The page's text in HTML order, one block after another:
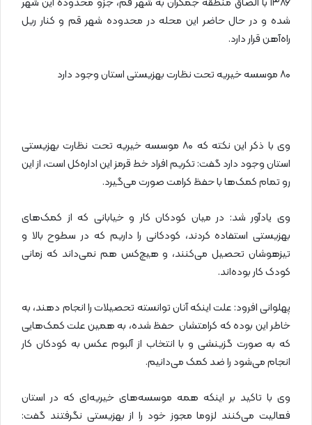
شده و در حال حاضر این محله در محدوده شهر قم و کنار ریل
راه‌آهن قرار دارد.
۸۰ موسسه خیریه تحت نظارت بهزیستی استان وجود دارد
وی با ذکر این نکته که ۸۰ موسسه خیریه تحت نظارت بهزیستی
استان وجود دارد گفت: تکریم افراد خط قرمز این اداره‌کل است، از این
رو تمام کمک‌ها با حفظ کرامت صورت می‌گیرد.
وی یادآور شد: در میان کودکان کار و خیابانی که از کمک‌های
بهزیستی استفاده کردند، کودکانی را داریم که در سطوح بالا و
تیزهوشان تحصیل می‌کنند، و هیچ‌کس هم نمی‌داند که زمانی
کودک کار بوده‌اند.
پهلوانی افرود: علت اینکه آنان توانسته تحصیلات را انجام دهند، به
خاطر این بوده که کرامتشان حفظ شده، به همین علت کمک‌هایی
که به صورت گزینشی و با انتخاب از آلبوم عکس به کودکان کار
انجام می‌شود را ضد کمک می‌دانیم.
وی با تاکید بر اینکه همه موسسه‌های خیریه‌ای که در استان
فعالیت می‌کنند لزوما مجوز خود را از بهزیستی نگرفتند گفت: